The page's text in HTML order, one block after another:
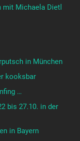
mit Michaela Dietl
in München
kooksbar
…
bis 27.10. in der
in Bayern